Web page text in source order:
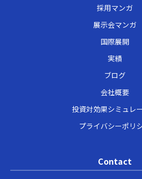
採用マンガ
展示会マンガ
国際展開
実績
ブログ
会社概要
投資対効果シミュレ
プライバシーポリ
Contact